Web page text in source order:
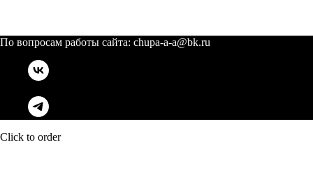
По вопросам работы сайта: chupa-a-a@bk.ru
Click to order